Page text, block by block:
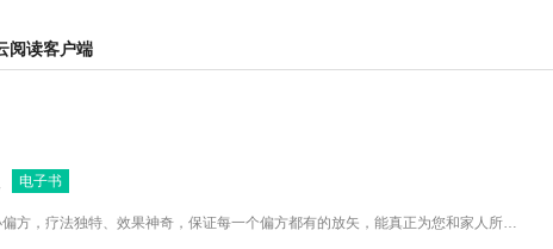
阅读客户端
电子书
，疗法独特、效果神奇，保证每一个偏方都有的放矢，能真正为您和家人所